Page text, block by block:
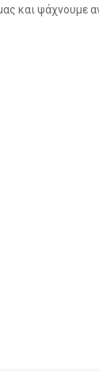
και ψάχνουμε